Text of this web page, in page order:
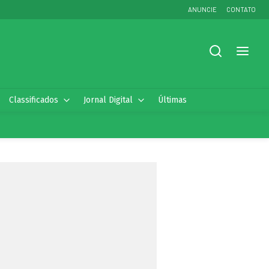
ANUNCIE CONTATO
Classificados Jornal Digital Últimas